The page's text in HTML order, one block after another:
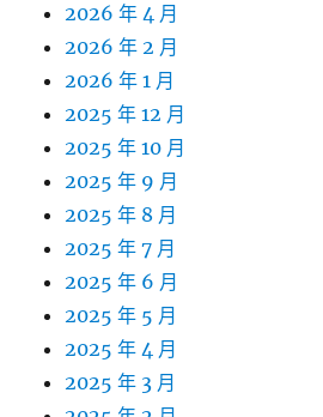
2026 年 4 月
2026 年 2 月
2026 年 1 月
2025 年 12 月
2025 年 10 月
2025 年 9 月
2025 年 8 月
2025 年 7 月
2025 年 6 月
2025 年 5 月
2025 年 4 月
2025 年 3 月